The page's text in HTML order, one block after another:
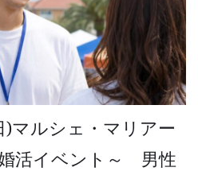
)マルシェ・マリアー
活イベント～ 男性